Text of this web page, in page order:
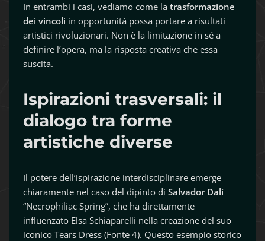
In entrambi i casi, vediamo come la trasformazione
dei vincoli in opportunità possa portare a risultati
artistici rivoluzionari. Non è la limitazione in sé a
definire l’opera, ma la risposta creativa che essa
suscita.
Ispirazioni trasversali: il
dialogo tra forme
artistiche diverse
Il potere dell’ispirazione interdisciplinare emerge
chiaramente nel caso del dipinto di Salvador Dalí
“Necrophiliac Spring”, che ha direttamente
influenzato Elsa Schiaparelli nella creazione del suo
iconico Tears Dress (Fonte 4). Questo esempio storico